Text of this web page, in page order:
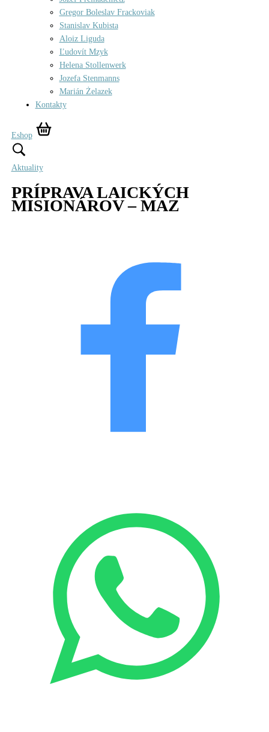
Gregor Boleslav Frackoviak
Stanislav Kubista
Aloiz Liguda
Ľudovít Mzyk
Helena Stollenwerk
Jozefa Stenmanns
Marián Żelazek
Kontakty
Eshop
Aktuality
PRÍPRAVA LAICKÝCH
MISIONÁROV – MAZ